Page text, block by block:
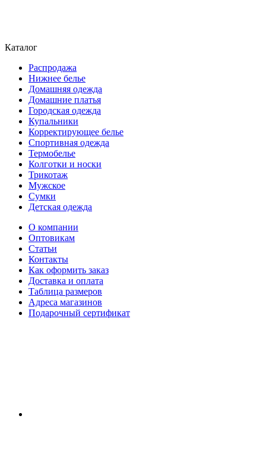
Каталог
Распродажа
Нижнее белье
Домашняя одежда
Домашние платья
Городская одежда
Купальники
Корректирующее белье
Спортивная одежда
Термобелье
Колготки и носки
Трикотаж
Мужское
Сумки
Детская одежда
О компании
Оптовикам
Статьи
Контакты
Как оформить заказ
Доставка и оплата
Таблица размеров
Адреса магазинов
Подарочный сертификат